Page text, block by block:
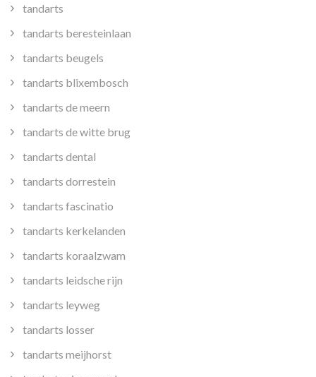
tandarts
tandarts beresteinlaan
tandarts beugels
tandarts blixembosch
tandarts de meern
tandarts de witte brug
tandarts dental
tandarts dorrestein
tandarts fascinatio
tandarts kerkelanden
tandarts koraalzwam
tandarts leidsche rijn
tandarts leyweg
tandarts losser
tandarts meijhorst